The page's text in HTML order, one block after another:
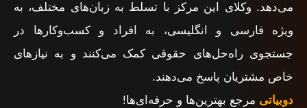
می‌دهد. وکلای این مرکز با تسلط به زبان‌های مختلف، به
ویژه فارسی و انگلیسی، به افراد و کسب‌وکارها در
جستجوی راه‌حل‌های حقوقی کمک می‌کنند و به نیازهای
خاص مشتریان پاسخ می‌دهند.
دوبیاتی مرجع بهترین‌ها و حرفه‌ای‌ها!